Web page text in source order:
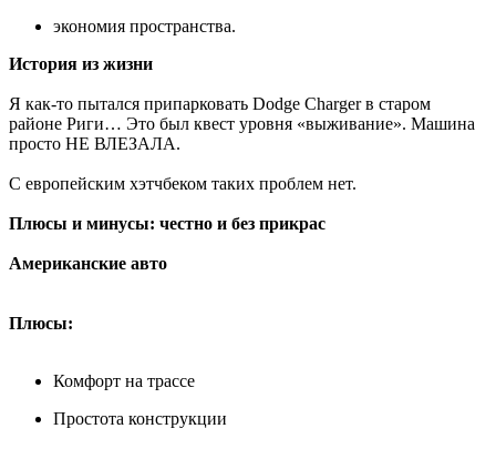
экономия пространства.
История из жизни
Я как-то пытался припарковать Dodge Charger в старом
районе Риги… Это был квест уровня «выживание». Машина
просто НЕ ВЛЕЗАЛА.
С европейским хэтчбеком таких проблем нет.
Плюсы и минусы: честно и без прикрас
Американские авто
Плюсы:
Комфорт на трассе
Простота конструкции